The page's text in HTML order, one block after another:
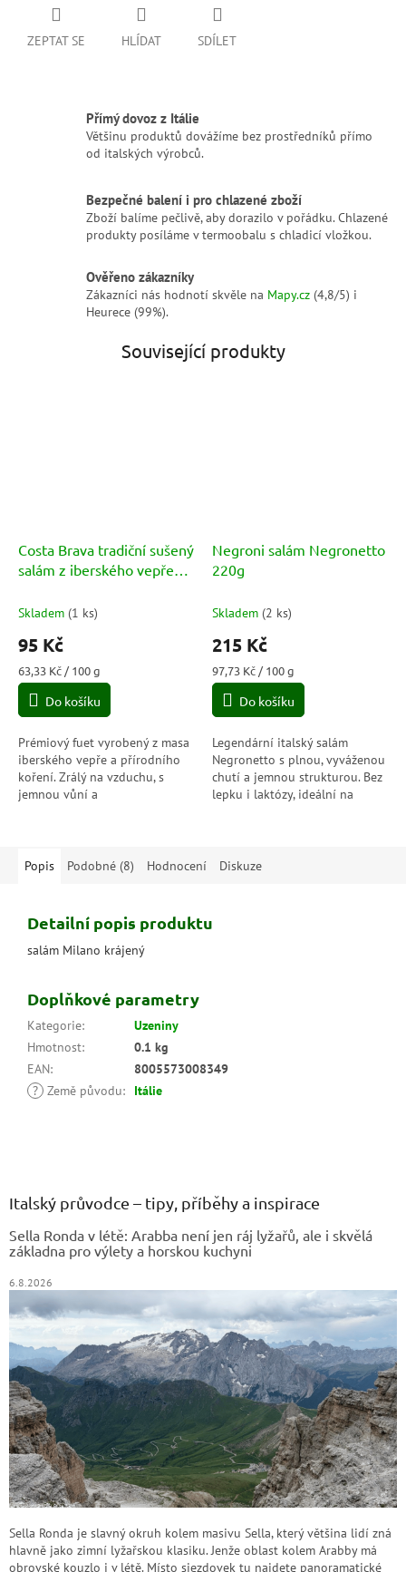
ZEPTAT SE HLÍDAT SDÍLET
Přímý dovoz z Itálie
Většinu produktů dovážíme bez prostředníků přímo
od italských výrobců.
Bezpečné balení i pro chlazené zboží
Zboží balíme pečlivě, aby dorazilo v pořádku. Chlazené
produkty posíláme v termoobalu s chladicí vložkou.
Ověřeno zákazníky
Zákazníci nás hodnotí skvěle na Mapy.cz (4,8/5) i
Heurece (99%).
Související produkty
Costa Brava tradiční sušený
salám z iberského vepře
Skladem (1 ks)
95 Kč
Měrná
cena:
63,33 Kč / 100 g
Do košíku
Prémiový fuet vyrobený z masa
iberského vepře a přírodního
koření. Zrálý na vzduchu, s
jemnou vůní a
Negroni salám Negronetto
220g
Skladem (2 ks)
215 Kč
Měrná
cena:
97,73 Kč / 100 g
Do košíku
Legendární italský salám
Negronetto s plnou, vyváženou
chutí a jemnou strukturou. Bez
lepku i laktózy, ideální na
Popis Podobné (8) Hodnocení Diskuze
Detailní popis produktu
salám Milano krájený
Doplňkové parametry
Kategorie:
Uzeniny
Hmotnost:
0.1 kg
EAN:
8005573008349
? Země původu: Itálie
Italský průvodce – tipy, příběhy a inspirace
Sella Ronda v létě: Arabba není jen ráj lyžařů, ale i skvělá
základna pro výlety a horskou kuchyni
6.8.2026
Sella Ronda je slavný okruh kolem masivu Sella, který většina lidí zná
hlavně jako zimní lyžařskou klasiku. Jenže oblast kolem Arabby má
obrovské kouzlo i v létě. Místo sjezdovek tu najdete panoramatické